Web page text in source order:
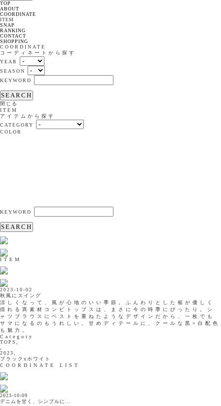
TOP
ABOUT
COORDINATE
ITEM
SNAP
RANKING
CONTACT
SHOPPING
COORDINATE
コーディネートから探す
YEAR
SEASON
KEYWORD
SEARCH
閉じる
ITEM
アイテムから探す
CATEGORY
COLOR
KEYWORD
SEARCH
ITEM
2023-10-02
秋風にスイング
涼しくなって、風が心地のいい季節。ふんわりとした裾が優しく
揺れる異素材コンビトップスは、まさに今の時季にぴったり。シ
ャツブラウスにベストを重ねたようなデザインだから、一枚でも
サマになるのもうれしい。甘めディテールに、クールな黒×白配色
も魅力。
Category
TOPS,
2023,
ブラックxホワイト
COORDINATE LIST
2023-10-09
デニムを甘く、シンプルに...